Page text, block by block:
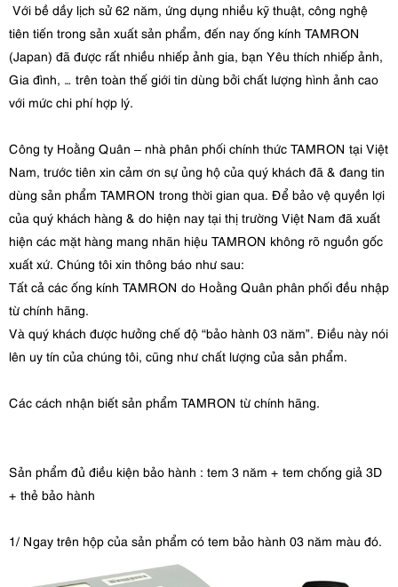
Với bề dầy lịch sử 62 năm, ứng dụng nhiều kỹ thuật, công nghệ
tiên tiến trong sản xuất sản phẩm, đến nay ống kính TAMRON
(Japan) đã được rất nhiều nhiếp ảnh gia, bạn Yêu thích nhiếp ảnh,
Gia đình, … trên toàn thế giới tin dùng bởi chất lượng hình ảnh cao
với mức chi phí hợp lý.
Công ty Hoằng Quân – nhà phân phối chính thức TAMRON tại Việt
Nam, trước tiên xin cảm ơn sự ủng hộ của quý khách đã & đang tin
dùng sản phẩm TAMRON trong thời gian qua. Để bảo vệ quyền lợi
của quý khách hàng & do hiện nay tại thị trường Việt Nam đã xuất
hiện các mặt hàng mang nhãn hiệu TAMRON không rõ nguồn gốc
xuất xứ. Chúng tôi xin thông báo như sau:
Tất cả các ống kính TAMRON do Hoằng Quân phân phối đều nhập
từ chính hãng.
Và quý khách được hưởng chế độ “bảo hành 03 năm”. Điều này nói
lên uy tín của chúng tôi, cũng như chất lượng của sản phẩm.
Các cách nhận biết sản phẩm TAMRON từ chính hãng.
Sản phẩm đủ điều kiện bảo hành : tem 3 năm + tem chống giả 3D
+ thẻ bảo hành
1/ Ngay trên hộp của sản phẩm có tem bảo hành 03 năm màu đó.